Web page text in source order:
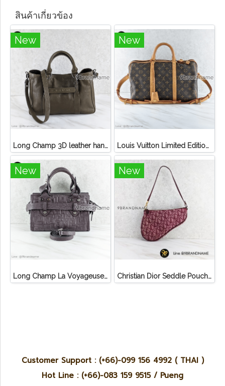
สินค้าเกี่ยวข้อง
New
Long Champ 3D leather handbag
New
Louis Vuitton Limited Edition Monogram Canvas Sofia Coppola SC Bag
New
Long Champ La Voyageuse Bag Leather
New
Christian Dior Seddle Pouch Accessory Hand Bag
Customer Support : (+66)-099 156 4992 ( THAI )
Hot Line : (+66)-083 159 9515 / Pueng